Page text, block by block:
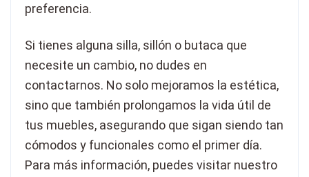
preferencia.
Si tienes alguna silla, sillón o butaca que
necesite un cambio, no dudes en
contactarnos. No solo mejoramos la estética,
sino que también prolongamos la vida útil de
tus muebles, asegurando que sigan siendo tan
cómodos y funcionales como el primer día.
Para más información, puedes visitar nuestro